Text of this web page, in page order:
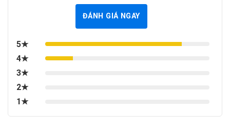
5★
4★
3★
2★
1★
ĐÁNH GIÁ NGAY